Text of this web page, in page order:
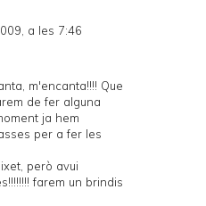
a les 7:46
m'encanta!!!! Que
de fer alguna
ja hem
per a fer les
però avui
farem un brindis